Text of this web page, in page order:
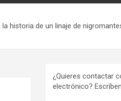
historia de un linaje de
¿Quieres contactar
electrónico?